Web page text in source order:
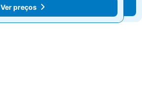
Ver preços
Ver preços